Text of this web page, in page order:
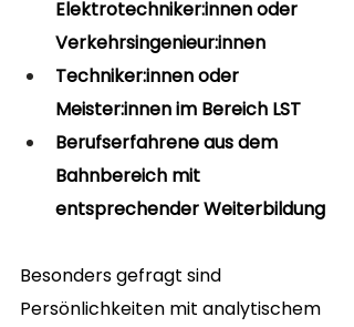
Elektrotechniker:innen oder
Verkehrsingenieur:innen
Techniker:innen oder
Meister:innen im Bereich LST
Berufserfahrene aus dem
Bahnbereich mit
entsprechender Weiterbildung
Besonders gefragt sind
Persönlichkeiten mit analytischem